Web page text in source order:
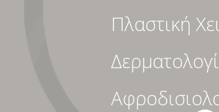
Πλαστική